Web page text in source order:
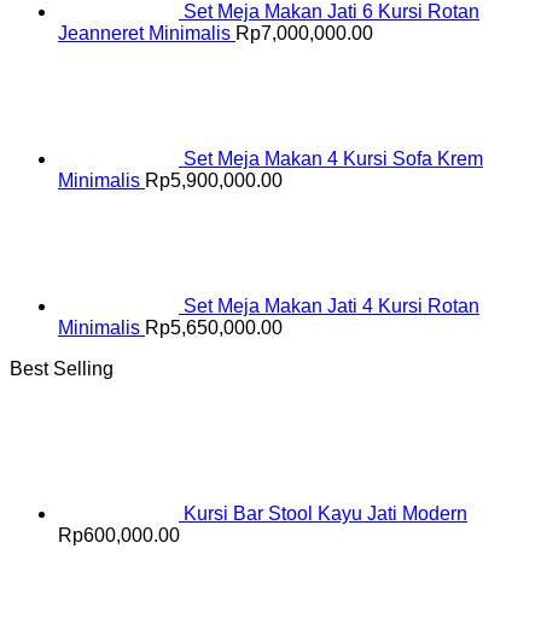
Set Meja Makan Jati 6 Kursi Rotan
Jeanneret Minimalis Rp7,000,000.00
Set Meja Makan 4 Kursi Sofa Krem
Minimalis Rp5,900,000.00
Set Meja Makan Jati 4 Kursi Rotan
Minimalis Rp5,650,000.00
Best Selling
Kursi Bar Stool Kayu Jati Modern
Rp600,000.00